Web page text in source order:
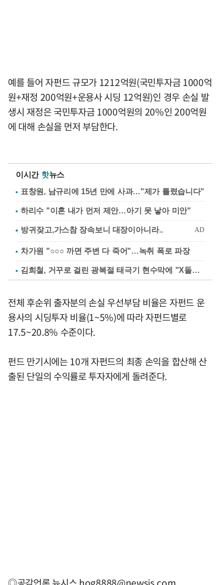
예를 들어 자펀드 규모가 1212억원(국민투자금 1000억
원+재정 200억원+운용사 시딩 12억원)인 경우 손실 발
생시 재정은 국민투자금 1000억원의 20%인 200억원
에 대해 손실을 먼저 부담한다.
이시간 핫뉴스
표창원, 남규리에 15년 만에 사과…"제가 틀렸습니다"
하리수 "이혼 내가 먼저 제안…아기 못 낳아 미안"
차가원 "○○○ 까면 주변 다 죽어"…녹취 폭로 파장
김희철, 거꾸로 걸린 광복절 태극기 현수막에 "X돌았네"
전체 후순위 출자분의 손실 우선부담 비율은 자펀드 운
용사의 시딩투자 비율(1~5%)에 따라 자펀드별로
17.5~20.8% 수준이다.
펀드 만기시에는 10개 자펀드의 최종 손익을 합산해 산
출된 단일의 수익률로 투자자에게 돌려준다.